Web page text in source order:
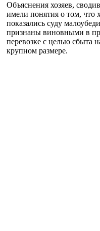
Объяснения хозяев,
имели понятия о том, что
показались суду
признаны виновными в
перевозке с целью сбыта
крупном размере.